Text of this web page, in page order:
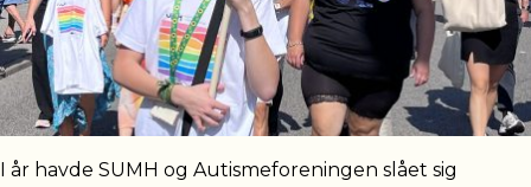
I år havde SUMH og Autismeforeningen slået sig